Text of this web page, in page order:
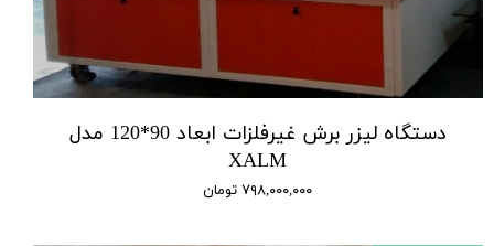
دستگاه لیزر برش غیرفلزات ابعاد 90*120 مدل
XALM
۷۹۸,۰۰۰,۰۰۰ تومان